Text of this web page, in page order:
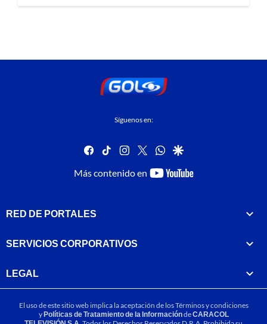
Síguenos en:
facebook
tiktok instagram
twitterwhatsapp
google
Más contenido en
youtube-
RED DE PORTALES
SERVICIOS CORPORATIVOS
LEGAL
El uso de este sitio web implica la aceptación de losTérminos y condiciones
yPolíticas de Tratamiento de la InformacióndeCARACOL